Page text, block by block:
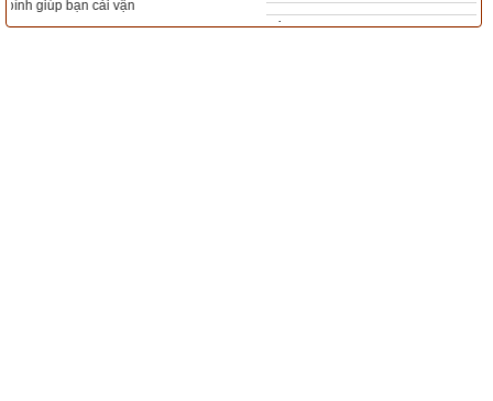
Tổng Kho Sim Năm sinh 0x - 9x - 8x -7x -6x giá rẻ nhất thị trường - Click xem